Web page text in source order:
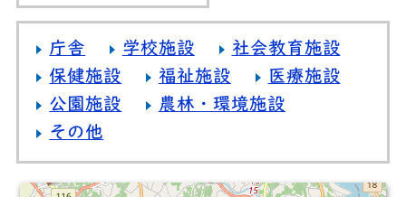
庁舎 学校施設
社会教育施設
保健施設
福祉施設
医療施設
公園施設
農林・環境施設
その他